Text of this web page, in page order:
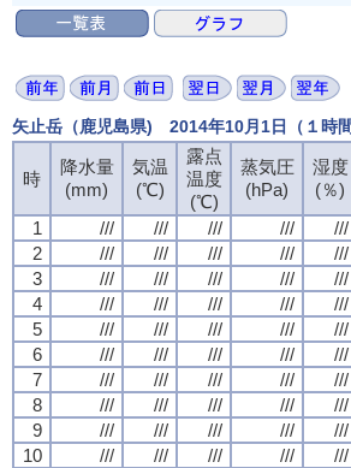
矢止岳（鹿児島県) 2014年10月1日（１時間
時
降水量
(mm)
気温
(℃)
露点
温度
(℃)
蒸気圧
(hPa)
湿度
(％)
1
/// /// /// /// ///
2
/// /// /// /// ///
3
/// /// /// /// ///
4
/// /// /// /// ///
5
/// /// /// /// ///
6
/// /// /// /// ///
7
/// /// /// /// ///
8
/// /// /// /// ///
9
/// /// /// /// ///
10
/// /// /// /// ///